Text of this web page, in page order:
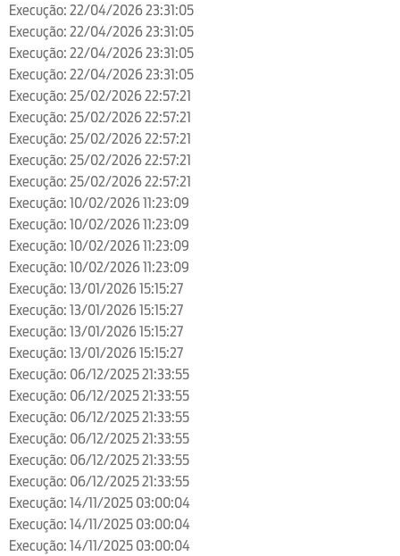
Execução: 22/04/2026 23:31:05
Execução: 22/04/2026 23:31:05
Execução: 22/04/2026 23:31:05
Execução: 22/04/2026 23:31:05
Execução: 25/02/2026 22:57:21
Execução: 25/02/2026 22:57:21
Execução: 25/02/2026 22:57:21
Execução: 25/02/2026 22:57:21
Execução: 25/02/2026 22:57:21
Execução: 10/02/2026 11:23:09
Execução: 10/02/2026 11:23:09
Execução: 10/02/2026 11:23:09
Execução: 10/02/2026 11:23:09
Execução: 13/01/2026 15:15:27
Execução: 13/01/2026 15:15:27
Execução: 13/01/2026 15:15:27
Execução: 13/01/2026 15:15:27
Execução: 06/12/2025 21:33:55
Execução: 06/12/2025 21:33:55
Execução: 06/12/2025 21:33:55
Execução: 06/12/2025 21:33:55
Execução: 06/12/2025 21:33:55
Execução: 06/12/2025 21:33:55
Execução: 14/11/2025 03:00:04
Execução: 14/11/2025 03:00:04
Execução: 14/11/2025 03:00:04